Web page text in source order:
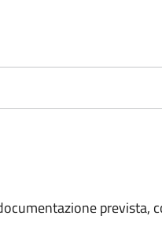
prevista,